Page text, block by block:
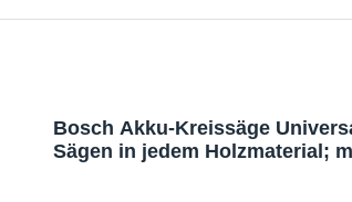
Bosch Akku-Kreissäge
Sägen in jedem Holzmaterial;